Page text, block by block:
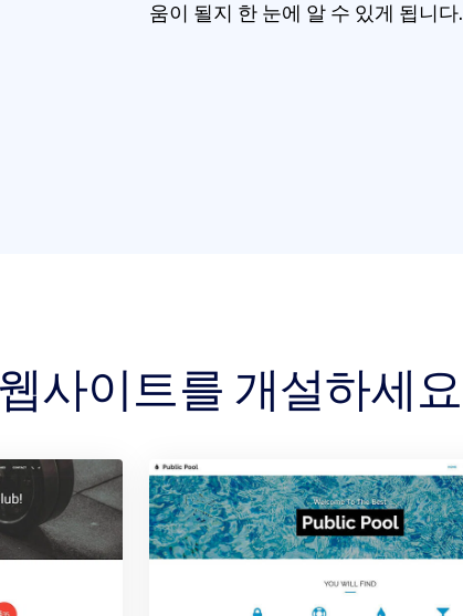
움이 될지 한 눈에 알 수 있게 됩니다.
사이트를 개설하세요